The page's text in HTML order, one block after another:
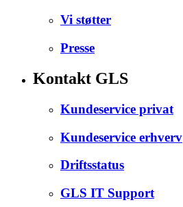
Vi støtter
Presse
Kontakt GLS
Kundeservice privat
Kundeservice erhverv
Driftsstatus
GLS IT Support